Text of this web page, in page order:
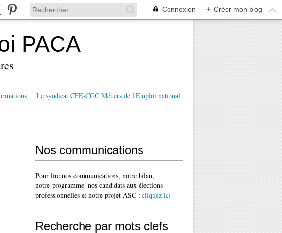
Connexion + Créer mon blog
PACA
Le syndicat CFE-CGC Métiers de l'Emploi national
Nos communications
Pour lire nos communications, notre bilan,
notre programme, nos candidats aux élections
professionnelles et notre projet ASC : cliquez ici
Recherche par mots clefs